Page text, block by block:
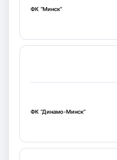
ФК “Минск”
ФК “Динамо-Минск”